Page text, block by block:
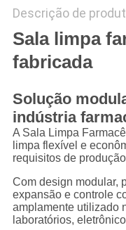
Descrição de
Sala limpa
fabricada
Solução
indústria
A Sala Limpa
limpa flexível e
requisitos de
Com design modular,
expansão e controle
amplamente utilizado
laboratórios,